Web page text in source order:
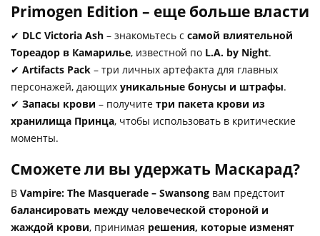
Primogen Edition – еще больше власти
✔ DLC Victoria Ash – знакомьтесь с самой влиятельной
Тореадор в Камарилье, известной по L.A. by Night.
✔ Artifacts Pack – три личных артефакта для главных
персонажей, дающих уникальные бонусы и штрафы.
✔ Запасы крови – получите три пакета крови из
хранилища Принца, чтобы использовать в критические
моменты.
Сможете ли вы удержать Маскарад?
В Vampire: The Masquerade – Swansong вам предстоит
балансировать между человеческой стороной и
жаждой крови, принимая решения, которые изменят